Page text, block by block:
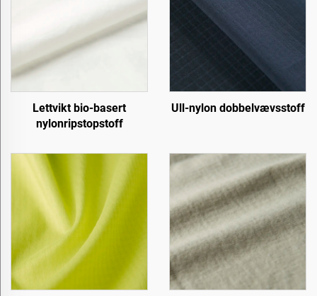
Lettvikt bio-basert
nylonripstopstoff
Ull-nylon dobbelvævsstoff